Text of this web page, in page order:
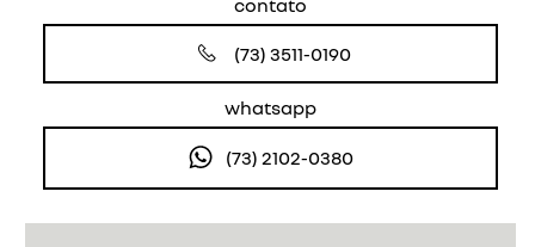
(73) 3511-0190
whatsapp
(73) 2102-0380